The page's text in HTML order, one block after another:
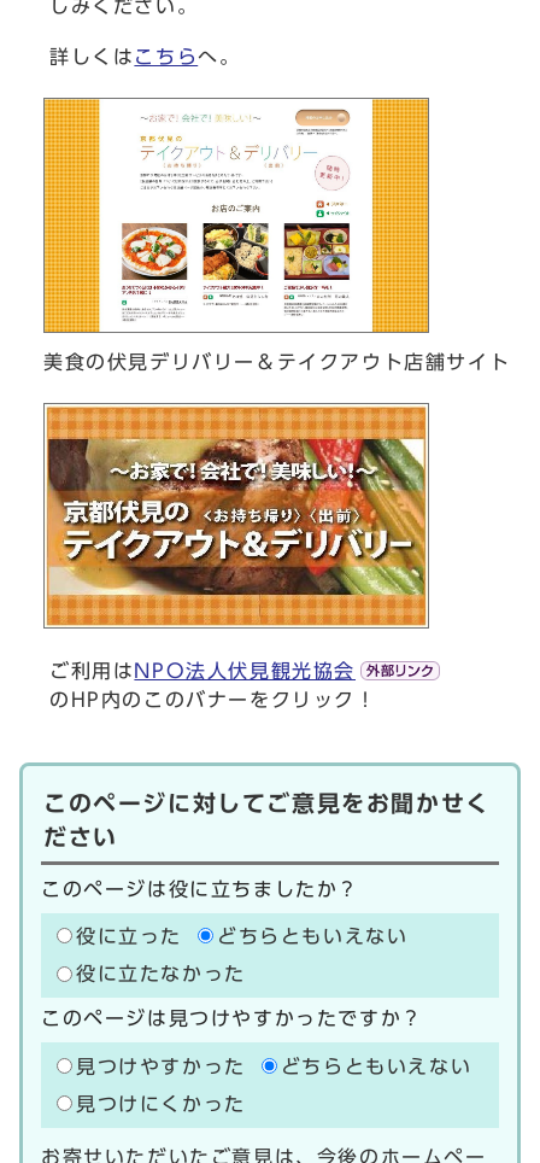
しみください。
詳しくは こちらへ。
美食の伏見デリバリー＆テイクアウト店舗サイト
ご利用は NPO法人伏見観光協会
のHP内のこのバナーをクリック！
このページに対してご意見をお聞かせく
ださい
このページは役に立ちましたか？
役に立った
どちらともいえない
役に立たなかった
このページは見つけやすかったですか？
見つけやすかった
どちらともいえない
見つけにくかった
お寄せいただいたご意見は、今後のホームペー